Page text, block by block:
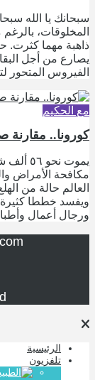
سبحانك يا الله
المخلوقات،
ذاهبة مهما كثرت.
يصارع من أجل
الفيروس المتحور
مع الحكيم
كورونا.. مقارنة
يموت
مكافحة الأمراض
العالم حالة من
ويفسد خططا
ورجال أعمال
الرئيسية
تلفزيون